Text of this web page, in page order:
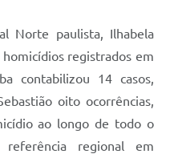
Norte paulista, Ilhabela
registrados em
contabilizou 14 casos,
oito ocorrências,
ao longo de todo o
referência regional em